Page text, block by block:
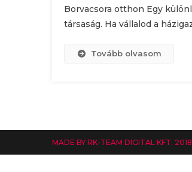
Borvacsora otthon Egy
társaság. Ha vállalod a
Tovább olvasom
MADE BY RK-TEAM DIGITAL KFT. 2018